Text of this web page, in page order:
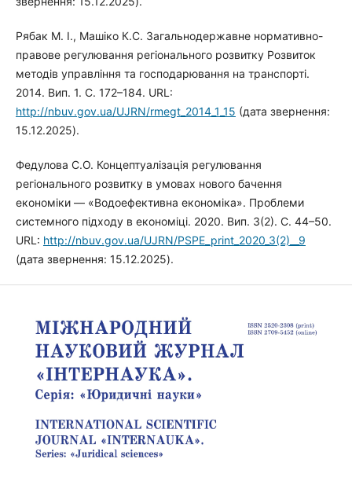
Рябак М. І., Машіко К.С. Загальнодержавне нормативно-
правове регулювання регіонального розвитку Розвиток
методів управління та господарювання на транспорті.
2014. Вип. 1. С. 172–184. URL:
http://nbuv.gov.ua/UJRN/rmegt_2014_1_15 (дата звернення:
15.12.2025).
Федулова С.О. Концептуалізація регулювання
регіонального розвитку в умовах нового бачення
економіки — «Водоефективна економіка». Проблеми
системного підходу в економіці. 2020. Вип. 3(2). С. 44–50.
URL: http://nbuv.gov.ua/UJRN/PSPE_print_2020_3(2)__9
(дата звернення: 15.12.2025).